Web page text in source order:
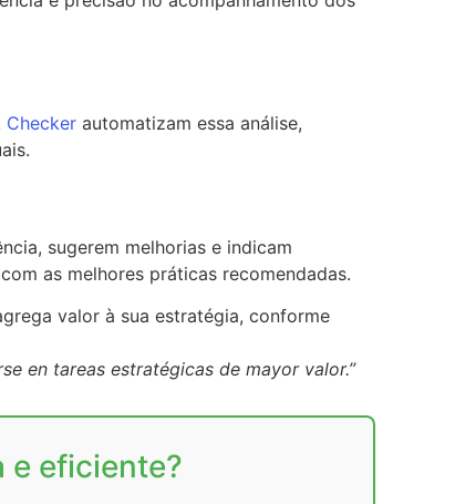
Checker automatizam essa análise,
sugerem melhorias e indicam
as melhores práticas recomendadas.
valor à sua estratégia, conforme
en tareas estratégicas de mayor valor.”
e eficiente?